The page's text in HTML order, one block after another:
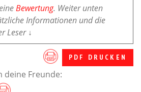
Bewertung. Weiter unten
Informationen und die
Leser ↓
PDF DRUCKEN
deine Freunde: